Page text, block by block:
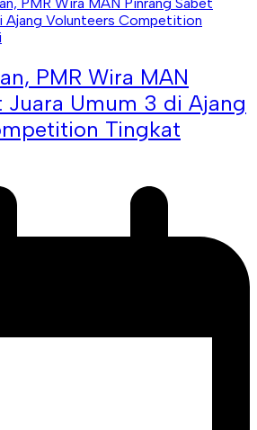
PMR Wira MAN
Juara Umum 3 di Ajang
Tingkat